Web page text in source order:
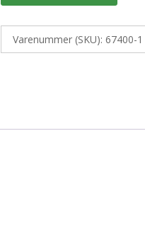
Varenummer (SKU): 67400-1